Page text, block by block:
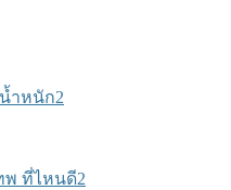
ำหนัก2
พ ที่ไหนดี2